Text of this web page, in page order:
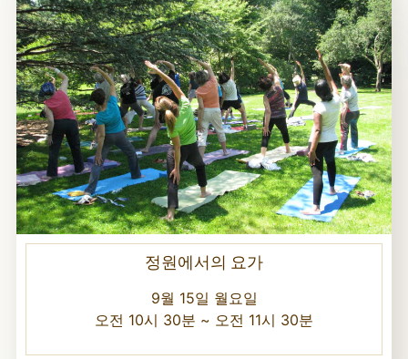
정원에서의 요가
9월 15일 월요일
오전 10시 30분 ~ 오전 11시 30분